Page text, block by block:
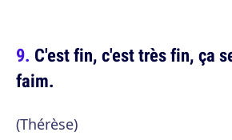
C'est fin, c'est très fin, ça
faim.
(Thérèse)